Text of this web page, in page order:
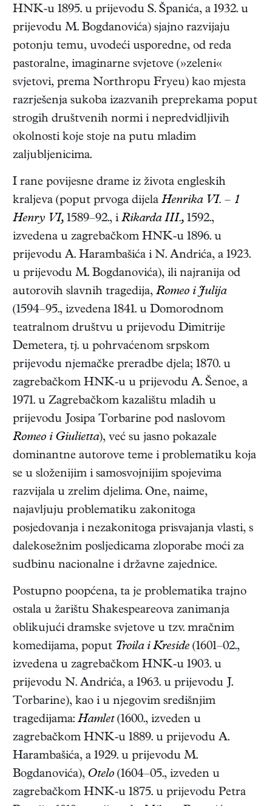
HNK-u 1895. u prijevodu S. Španića, a 1932. u
prijevodu M. Bogdanovića) sjajno razvijaju
potonju temu, uvodeći usporedne, od reda
pastoralne, imaginarne svjetove (»zeleni«
svjetovi, prema Northropu Fryeu) kao mjesta
razrješenja sukoba izazvanih preprekama poput
strogih društvenih normi i nepredvidljivih
okolnosti koje stoje na putu mladim
zaljubljenicima.
I rane povijesne drame iz života engleskih
kraljeva (poput prvoga dijela Henrika VI. – 1
Henry VI, 1589–92., i Rikarda III., 1592.,
izvedena u zagrebačkom HNK-u 1896. u
prijevodu A. Harambašića i N. Andrića, a 1923.
u prijevodu M. Bogdanovića), ili najranija od
autorovih slavnih tragedija, Romeo i Julija
(1594–95., izvedena 1841. u Domorodnom
teatralnom društvu u prijevodu Dimitrije
Demetera, tj. u pohrvaćenom srpskom
prijevodu njemačke preradbe djela; 1870. u
zagrebačkom HNK-u u prijevodu A. Šenoe, a
1971. u Zagrebačkom kazalištu mladih u
prijevodu Josipa Torbarine pod naslovom
Romeo i Giulietta), već su jasno pokazale
dominantne autorove teme i problematiku koja
se u složenijim i samosvojnijim spojevima
razvijala u zrelim djelima. One, naime,
najavljuju problematiku zakonitoga
posjedovanja i nezakonitoga prisvajanja vlasti, s
dalekosežnim posljedicama zloporabe moći za
sudbinu nacionalne i državne zajednice.
Postupno poopćena, ta je problematika trajno
ostala u žarištu Shakespeareova zanimanja
oblikujući dramske svjetove u tzv. mračnim
komedijama, poput Troila i Kreside (1601–02.,
izvedena u zagrebačkom HNK-u 1903. u
prijevodu N. Andrića, a 1963. u prijevodu J.
Torbarine), kao i u njegovim središnjim
tragedijama: Hamlet(1600., izveden u
zagrebačkom HNK-u 1889. u prijevodu A.
Harambašića, a 1929. u prijevodu M.
Bogdanovića), Otelo (1604–05., izveden u
zagrebačkom HNK-u 1875. u prijevodu Petra